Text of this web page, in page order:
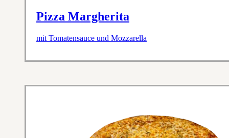
Pizza Margherita
mit Tomatensauce und Mozzarella